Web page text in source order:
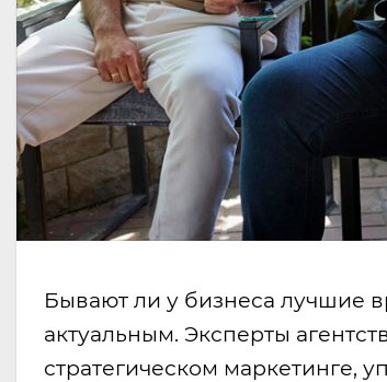
Бывают ли у бизнеса лучшие
актуальным. Эксперты
стратегическом маркетинге,